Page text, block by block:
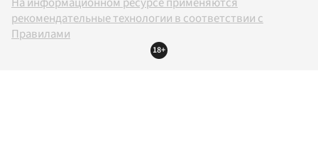
рекомендательные технологии в соответствии с
Правилами
18+